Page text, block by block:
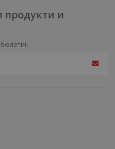
продукти и